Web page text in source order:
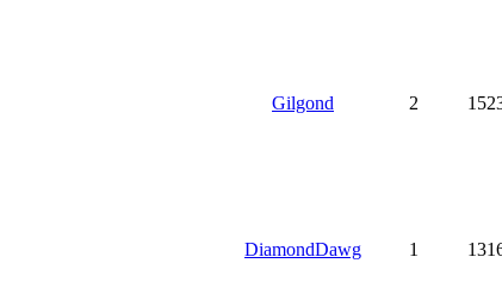
Gilgond 2
DiamondDawg 1